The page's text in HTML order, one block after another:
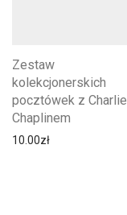
Zestaw
kolekcjonerskich
pocztówek z Charlie
Chaplinem
10.00zł